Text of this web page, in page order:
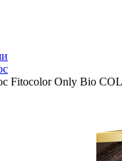
Fitocolor Only Bio